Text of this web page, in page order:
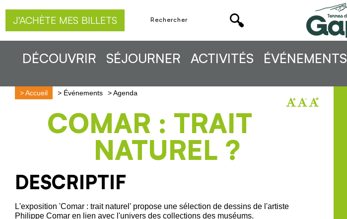
J'ACHÈTE MES BILLETS
DÉCOUVRIR SÉJOURNER ACTIVITÉS ÉVÉNEMENTS
>Accueil > Événements >Agenda
COMAR : TRAIT
NATUREL ?
DESCRIPTIF
L'exposition 'Comar : trait naturel' propose une sélection de dessins de l'artiste
Philippe Comar en lien avec l'univers des collections des muséums.